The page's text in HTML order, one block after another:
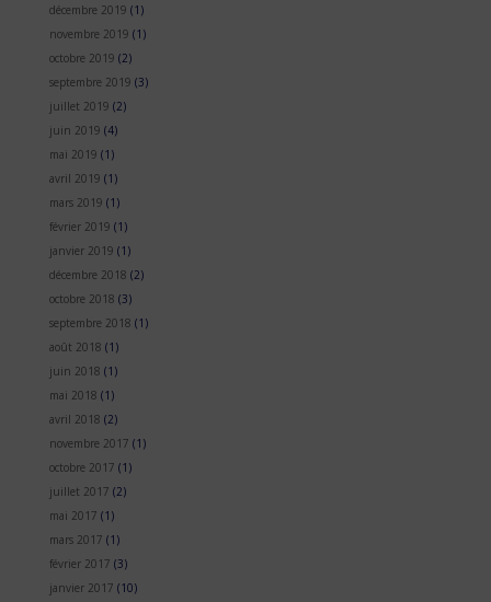
décembre 2019 (1)
novembre 2019 (1)
octobre 2019 (2)
septembre 2019 (3)
juillet 2019 (2)
juin 2019 (4)
mai 2019 (1)
avril 2019 (1)
mars 2019 (1)
février 2019 (1)
janvier 2019 (1)
décembre 2018 (2)
octobre 2018 (3)
septembre 2018 (1)
août 2018 (1)
juin 2018 (1)
mai 2018 (1)
avril 2018 (2)
novembre 2017 (1)
octobre 2017 (1)
juillet 2017 (2)
mai 2017 (1)
mars 2017 (1)
février 2017 (3)
janvier 2017 (10)